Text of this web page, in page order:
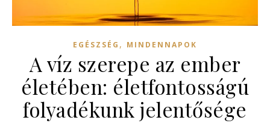
EGÉSZSÉG , MINDENNAPOK
A víz szerepe az ember
életében: életfontosságú
folyadékunk jelentősége